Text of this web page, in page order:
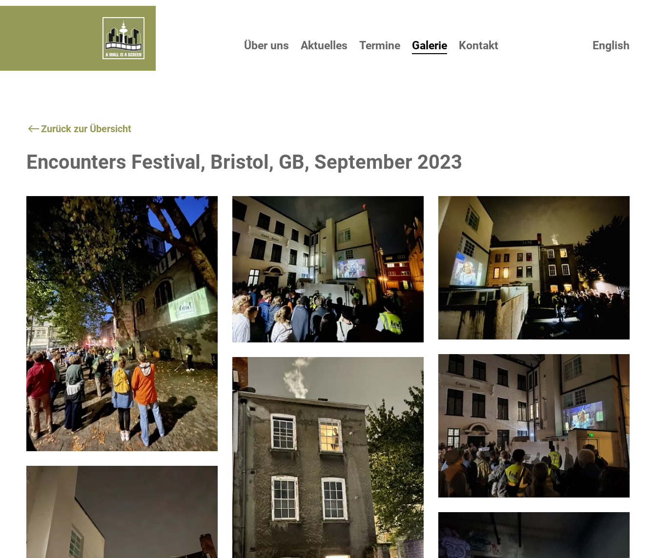
Über uns Aktuelles Termine Galerie Kontakt English
Zurück zur Übersicht
Encounters Festival, Bristol, GB, September 2023